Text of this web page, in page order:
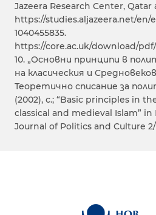
Jazeera Research Center, Qatar
https://studies.aljazeera.net/en/
1040455835.
https://core.ac.uk/download/
10. „Основни принципи в
на класическия и
Теоретично списание за
(2002), с.; “Basic principles in
classical and medieval Islam” in
Journal of Politics and Culture